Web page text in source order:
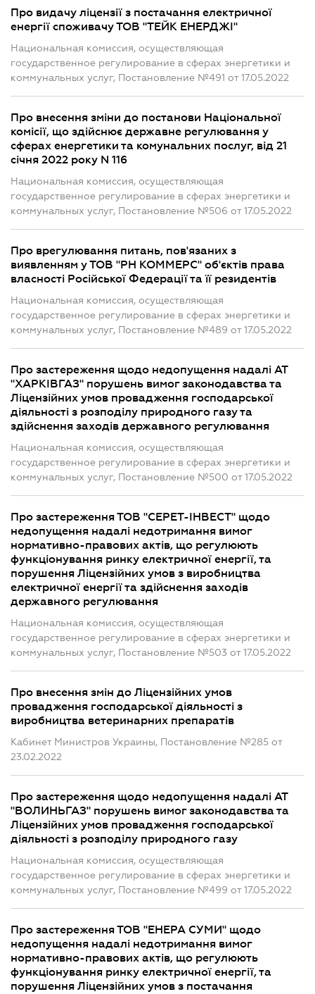
Про видачу ліцензії з постачання електричної
енергії споживачу ТОВ "ТЕЙК ЕНЕРДЖІ"
Национальная комиссия, осуществляющая
государственное регулирование в сферах энергетики и
коммунальных услуг, Постановление №491 от 17.05.2022
Про внесення зміни до постанови Національної
комісії, що здійснює державне регулювання у
сферах енергетики та комунальних послуг, від 21
січня 2022 року N 116
Национальная комиссия, осуществляющая
государственное регулирование в сферах энергетики и
коммунальных услуг, Постановление №506 от 17.05.2022
Про врегулювання питань, пов'язаних з
виявленням у ТОВ "РН КОММЕРС" об'єктів права
власності Російської Федерації та її резидентів
Национальная комиссия, осуществляющая
государственное регулирование в сферах энергетики и
коммунальных услуг, Постановление №489 от 17.05.2022
Про застереження щодо недопущення надалі АТ
"ХАРКІВГАЗ" порушень вимог законодавства та
Ліцензійних умов провадження господарської
діяльності з розподілу природного газу та
здійснення заходів державного регулювання
Национальная комиссия, осуществляющая
государственное регулирование в сферах энергетики и
коммунальных услуг, Постановление №500 от 17.05.2022
Про застереження ТОВ "СЕРЕТ-ІНВЕСТ" щодо
недопущення надалі недотримання вимог
нормативно-правових актів, що регулюють
функціонування ринку електричної енергії, та
порушення Ліцензійних умов з виробництва
електричної енергії та здійснення заходів
державного регулювання
Национальная комиссия, осуществляющая
государственное регулирование в сферах энергетики и
коммунальных услуг, Постановление №503 от 17.05.2022
Про внесення змін до Ліцензійних умов
провадження господарської діяльності з
виробництва ветеринарних препаратів
Кабинет Министров Украины, Постановление №285 от
23.02.2022
Про застереження щодо недопущення надалі АТ
"ВОЛИНЬГАЗ" порушень вимог законодавства та
Ліцензійних умов провадження господарської
діяльності з розподілу природного газу
Национальная комиссия, осуществляющая
государственное регулирование в сферах энергетики и
коммунальных услуг, Постановление №499 от 17.05.2022
Про застереження ТОВ "ЕНЕРА СУМИ" щодо
недопущення надалі недотримання вимог
нормативно-правових актів, що регулюють
функціонування ринку електричної енергії, та
порушення Ліцензійних умов з постачання